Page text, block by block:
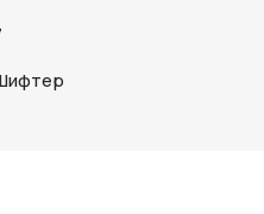
конфиденциальности